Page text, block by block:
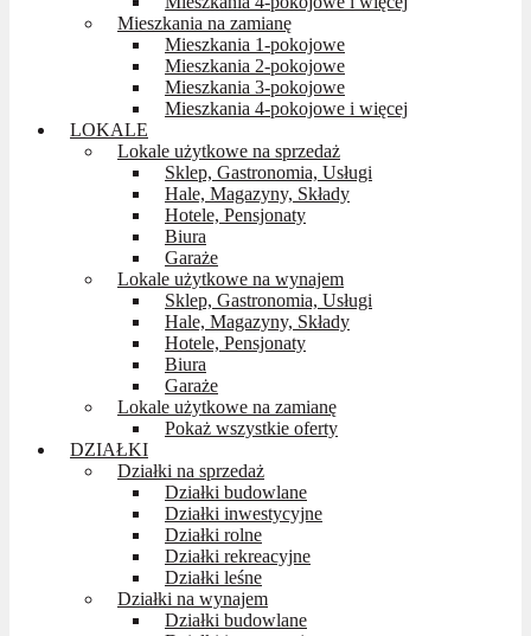
Mieszkania na zamianę
Mieszkania 1-pokojowe
Mieszkania 2-pokojowe
Mieszkania 3-pokojowe
Mieszkania 4-pokojowe i więcej
LOKALE
Lokale użytkowe na sprzedaż
Sklep, Gastronomia, Usługi
Hale, Magazyny, Składy
Hotele, Pensjonaty
Biura
Garaże
Lokale użytkowe na wynajem
Sklep, Gastronomia, Usługi
Hale, Magazyny, Składy
Hotele, Pensjonaty
Biura
Garaże
Lokale użytkowe na zamianę
Pokaż wszystkie oferty
DZIAŁKI
Działki na sprzedaż
Działki budowlane
Działki inwestycyjne
Działki rolne
Działki rekreacyjne
Działki leśne
Działki na wynajem
Działki budowlane